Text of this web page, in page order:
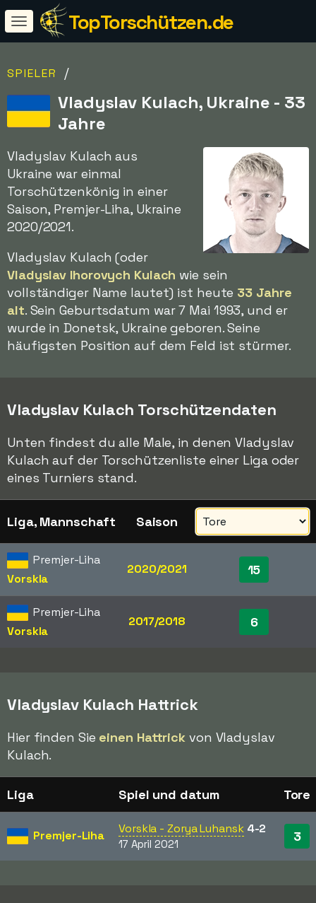
TopTorschützen.de
SPIELER /
Vladyslav Kulach, Ukraine - 33
Jahre
Vladyslav Kulach aus
Ukraine war einmal
Torschützenkönig in einer
Saison, Premjer-Liha, Ukraine
2020/2021.
Vladyslav Kulach (oder
Vladyslav Ihorovych Kulach wie sein
vollständiger Name lautet) ist heute 33 Jahre
alt. Sein Geburtsdatum war 7 Mai 1993, und er
wurde in Donetsk, Ukraine geboren. Seine
häufigsten Position auf dem Feld ist stürmer.
Vladyslav Kulach Torschützendaten
Unten findest du alle Male, in denen Vladyslav
Kulach auf der Torschützenliste einer Liga oder
eines Turniers stand.
Liga, Mannschaft Saison
Premjer-Liha
Vorskla
2020/2021 15
Premjer-Liha
Vorskla
2017/2018 6
Vladyslav Kulach Hattrick
Hier finden Sie einen Hattrick von Vladyslav
Kulach.
Liga Spiel und datum Tore
Premjer-Liha Vorskla - Zorya Luhansk 4-2
17 April 2021 3